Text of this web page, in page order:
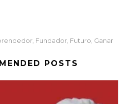
, Fundador, Futuro, Ganar
POSTS